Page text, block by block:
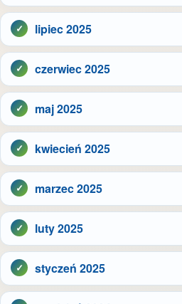
lipiec 2025
czerwiec 2025
maj 2025
kwiecień 2025
marzec 2025
luty 2025
styczeń 2025